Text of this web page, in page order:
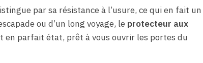
par sa résistance à l’usure, ce qui en fait un
ou d’un long voyage, le protecteur aux
parfait état, prêt à vous ouvrir les portes du